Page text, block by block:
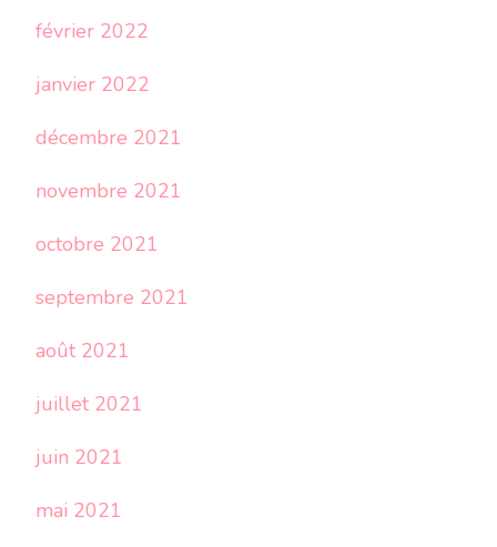
février 2022
janvier 2022
décembre 2021
novembre 2021
octobre 2021
septembre 2021
août 2021
juillet 2021
juin 2021
mai 2021